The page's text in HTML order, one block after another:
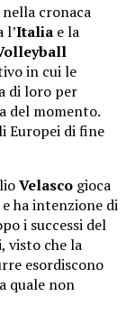
cronaca
l’Italia e la
in cui le
di loro per
del momento.
Europei di fine
Velasco gioca
ha intenzione di
i successi del
visto che la
esordiscono
quale non